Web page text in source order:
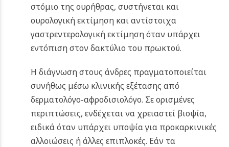
στόμιο της ουρήθρας, συστήνεται και
ουρολογική εκτίμηση και αντίστοιχα
γαστρεντερολογική εκτίμηση όταν υπάρχει
εντόπιση στον δακτύλιο του πρωκτού.
Η διάγνωση στους άνδρες πραγματοποιείται
συνήθως μέσω κλινικής εξέτασης από
δερματολόγο-αφροδισιολόγο. Σε ορισμένες
περιπτώσεις, ενδέχεται να χρειαστεί βιοψία,
ειδικά όταν υπάρχει υποψία για προκαρκινικές
αλλοιώσεις ή άλλες επιπλοκές. Εάν τα